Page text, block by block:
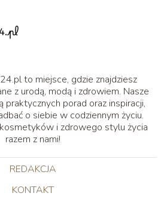
to miejsce, gdzie znajdziesz
z urodą, modą i zdrowiem. Nasze
praktycznych porad oraz inspiracji,
o siebie w codziennym życiu.
i zdrowego stylu życia
razem z nami!
REDAKCJA
KONTAKT